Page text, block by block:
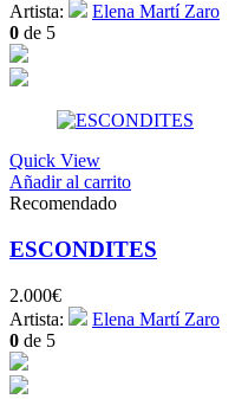
Artista:
Elena Martí Zaro
0 de 5
Quick View
Añadir al carrito
Recomendado
ESCONDITES
2.000€
Artista:
Elena Martí Zaro
0 de 5